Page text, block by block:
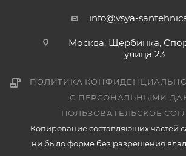
info@vsya-
Москва, Щербинка,
улица 23
ПОЛИТИКА
С ПЕРСОНАЛЬНЫМИ
ПОЛЬЗОВАТЕЛЬСКОЕ
Копирование составляющих частей
ни было форме без разрешения